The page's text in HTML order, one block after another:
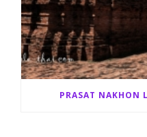
PRASAT NAKHON